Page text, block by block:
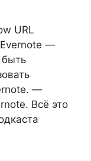
URL
—
—
Всё это